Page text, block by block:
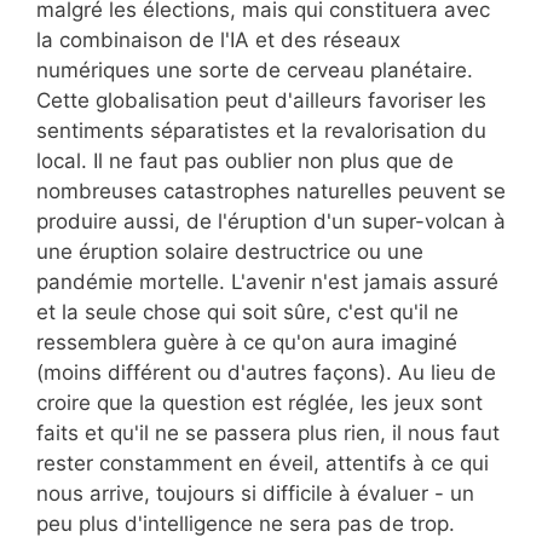
malgré les élections, mais qui constituera avec
la combinaison de l'IA et des réseaux
numériques une sorte de cerveau planétaire.
Cette globalisation peut d'ailleurs favoriser les
sentiments séparatistes et la revalorisation du
local. Il ne faut pas oublier non plus que de
nombreuses catastrophes naturelles peuvent se
produire aussi, de l'éruption d'un super-volcan à
une éruption solaire destructrice ou une
pandémie mortelle. L'avenir n'est jamais assuré
et la seule chose qui soit sûre, c'est qu'il ne
ressemblera guère à ce qu'on aura imaginé
(moins différent ou d'autres façons). Au lieu de
croire que la question est réglée, les jeux sont
faits et qu'il ne se passera plus rien, il nous faut
rester constamment en éveil, attentifs à ce qui
nous arrive, toujours si difficile à évaluer - un
peu plus d'intelligence ne sera pas de trop.